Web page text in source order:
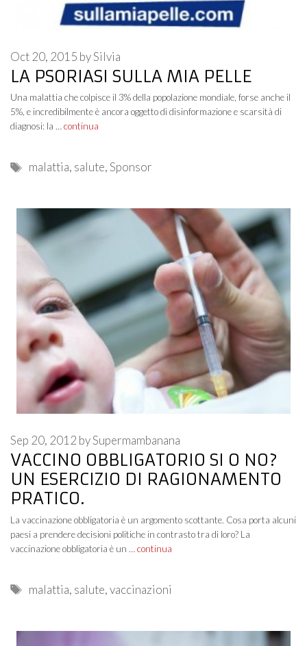
LA PSORIASI SULLA MIA PELLE
Oct 20, 2015 bySilvia
Una malattia che colpisce il 3% della popolazione mondiale, forse anche il
5%, e incredibilmente è ancora oggetto di disinformazione e scarsità di
diagnosi: la …continua
Tags
malattia, salute,Sponsor
VACCINO OBBLIGATORIO SI O NO?
UN ESERCIZIO DI RAGIONAMENTO
PRATICO.
Sep 20, 2012 bySupermambanana
La vaccinazione obbligatoria è un argomento scottante. Cosa porta alcuni
paesi a prendere decisioni politiche in contrasto tra di loro? La
vaccinazione obbligatoria è un …continua
Tags
malattia, salute,vaccinazioni